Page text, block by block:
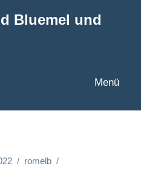
Bluemel und
Menü
romelb